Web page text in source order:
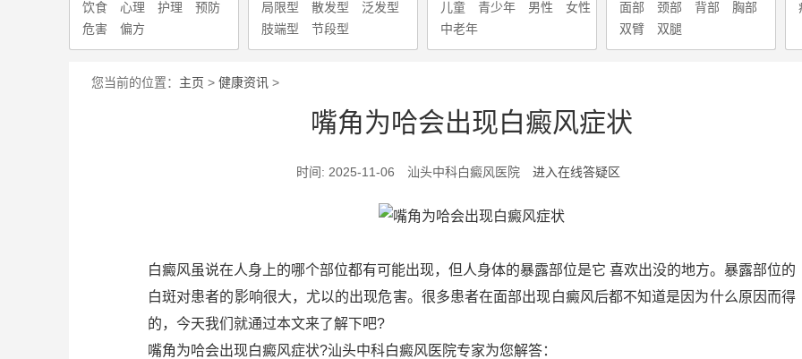
饮食 心理 护理
预防
危害
偏方
局限型 散发型
泛发型
肢端型
节段型
儿童 青少年 男性
女性
中老年
面部 颈部 背部
胸部
双臂
双腿
您当前的位置： 主页 > 健康资讯 >
嘴角为哈会出现白癜风症状
时间: 2025-11-06 汕头中科白癜风医院 进入在线答疑区
白癜风虽说在人身上的哪个部位都有可能出现，但人身体的暴露部位是它 喜欢出没的地方。暴露部位的
白斑对患者的影响很大，尤以的出现危害。很多患者在面部出现白癜风后都不知道是因为什么原因而得
的，今天我们就通过本文来了解下吧?
嘴角为哈会出现白癜风症状?汕头中科白癜风医院专家为您解答：